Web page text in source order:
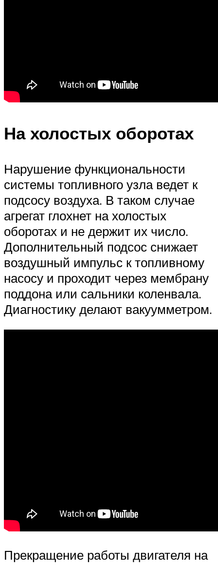
На холостых оборотах
Нарушение функциональности
системы топливного узла ведет к
подсосу воздуха. В таком случае
агрегат глохнет на холостых
оборотах и не держит их число.
Дополнительный подсос снижает
воздушный импульс к топливному
насосу и проходит через мембрану
поддона или сальники коленвала.
Диагностику делают вакуумметром.
Прекращение работы двигателя на